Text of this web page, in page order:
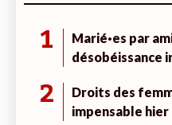
1
Marié·es par
désobéissance
2
Droits des
impensable